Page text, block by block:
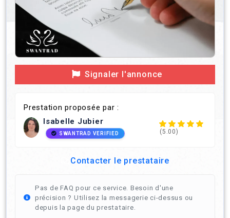
Signaler l'annonce
Prestation proposée par :
Isabelle Jubier
SWANTRAD VERIFIED (5.00)
Contacter le prestataire
Pas de FAQ pour ce service. Besoin d'une
précision ? Utilisez la messagerie ci-dessus ou
depuis la page du prestataire.